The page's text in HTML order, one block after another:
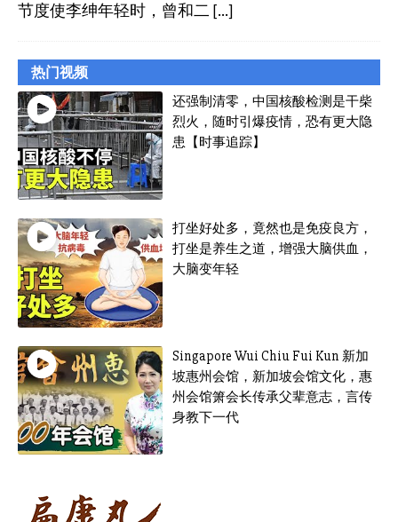
节度使李绅年轻时，曾和二 […]
热门视频
还强制清零，中国核酸检测是干柴
烈火，随时引爆疫情，恐有更大隐
患【时事追踪】
打坐好处多，竟然也是免疫良方，
打坐是养生之道，增强大脑供血，
大脑变年轻
Singapore Wui Chiu Fui Kun 新加
坡惠州会馆，新加坡会馆文化，惠
州会馆箫会长传承父辈意志，言传
身教下一代